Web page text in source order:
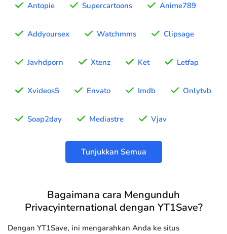
Antopie Supercartoons Anime789
Addyoursex Watchmms Clipsage
Javhdporn Xtenz Ket Letfap
Xvideos5 Envato Imdb Onlytvb
Soap2day Mediastre Vjav
Tunjukkan Semua
Bagaimana cara Mengunduh
Privacyinternational dengan YT1Save?
Dengan YT1Save, ini mengarahkan Anda ke situs